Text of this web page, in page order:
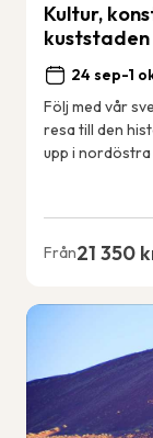
Kultur,
kuststaden
24 sep-1
Följ med vår
resa till den
upp i nordöstra
Från21 350